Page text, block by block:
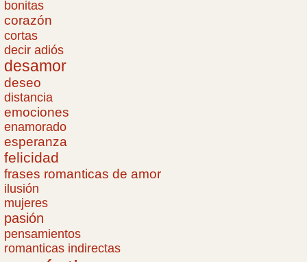
bonitas
corazón
cortas
decir adiós
desamor
deseo
distancia
emociones
enamorado
esperanza
felicidad
frases romanticas de amor
ilusión
mujeres
pasión
pensamientos
romanticas indirectas